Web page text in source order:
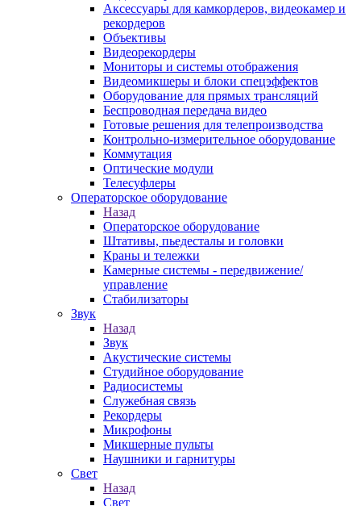
Аксессуары для камкордеров, видеокамер и
рекордеров
Объективы
Видеорекордеры
Мониторы и системы отображения
Видеомикшеры и блоки спецэффектов
Оборудование для прямых трансляций
Беспроводная передача видео
Готовые решения для телепроизводства
Контрольно-измерительное оборудование
Коммутация
Оптические модули
Телесуфлеры
Операторское оборудование
Назад
Операторское оборудование
Штативы, пьедесталы и головки
Краны и тележки
Камерные системы - передвижение/
управление
Стабилизаторы
Звук
Назад
Звук
Акустические системы
Студийное оборудование
Радиосистемы
Служебная связь
Рекордеры
Микрофоны
Микшерные пульты
Наушники и гарнитуры
Свет
Назад
Свет